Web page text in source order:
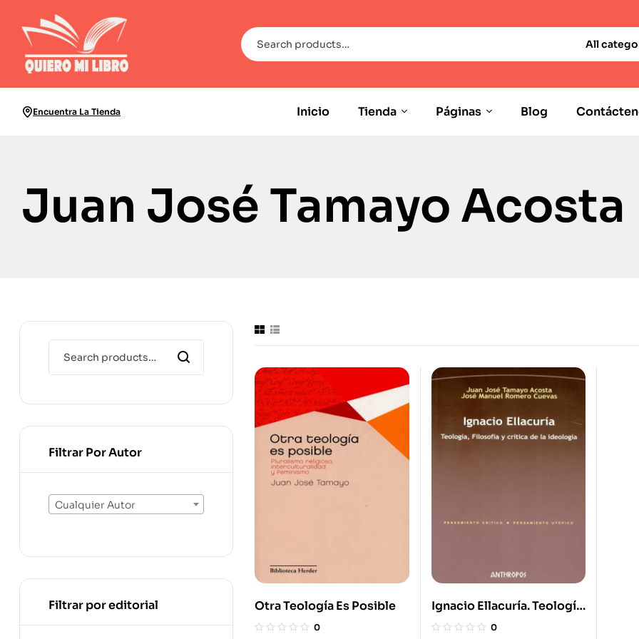
All
Encuentra La Tienda Inicio Tienda Páginas Blog
Juan José Tamayo Acosta
Otra Teología Es Posible
0
Ignacio Ellacuría. Teología,
Filosofía Y Crítica De La
0
Filtrar Por Autor
Cualquier Autor
Filtrar por editorial